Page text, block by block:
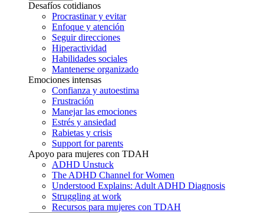
Desafíos cotidianos
Procrastinar y evitar
Enfoque y atención
Seguir direcciones
Hiperactividad
Habilidades sociales
Mantenerse organizado
Emociones intensas
Confianza y autoestima
Frustración
Manejar las emociones
Estrés y ansiedad
Rabietas y crisis
Support for parents
Apoyo para mujeres con TDAH
ADHD Unstuck
The ADHD Channel for Women
Understood Explains: Adult ADHD Diagnosis
Struggling at work
Recursos para mujeres con TDAH